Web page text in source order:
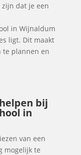
dat je een
in Wijnaldum
ligt. Dit maakt
te plannen en
bij
in
van een
mogelijk te